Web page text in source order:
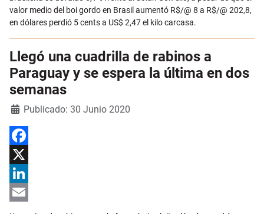
valor medio del boi gordo en Brasil aumentó R$/@ 8 a R$/@ 202,8,
en dólares perdió 5 cents a US$ 2,47 el kilo carcasa.
Llegó una cuadrilla de rabinos a
Paraguay y se espera la última en dos
semanas
DetallesPublicado: 30 Junio 2020
Facebook
X
LinkedIn